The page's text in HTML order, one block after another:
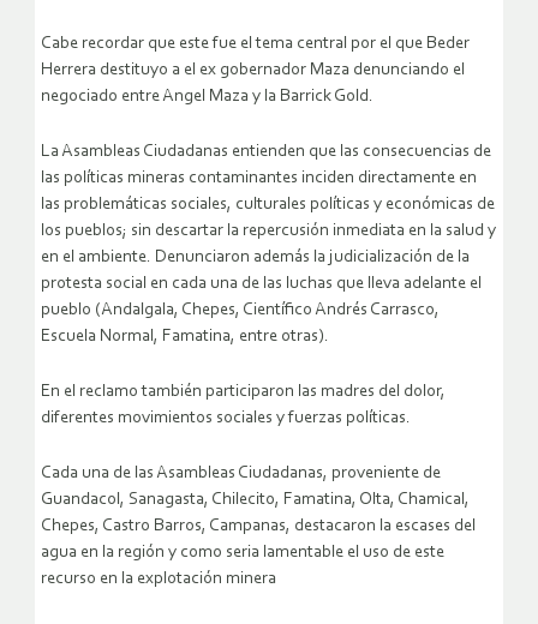
Cabe recordar que este fue el tema central por el que Beder
Herrera destituyo a el ex gobernador Maza denunciando el
negociado entre Angel Maza y la Barrick Gold.
La Asambleas Ciudadanas entienden que las consecuencias de
las políticas mineras contaminantes inciden directamente en
las problemáticas sociales, culturales políticas y económicas de
los pueblos; sin descartar la repercusión inmediata en la salud y
en el ambiente. Denunciaron además la judicialización de la
protesta social en cada una de las luchas que lleva adelante el
pueblo (Andalgala, Chepes, Científico Andrés Carrasco,
Escuela Normal, Famatina, entre otras).
En el reclamo también participaron las madres del dolor,
diferentes movimientos sociales y fuerzas políticas.
Cada una de las Asambleas Ciudadanas, proveniente de
Guandacol, Sanagasta, Chilecito, Famatina, Olta, Chamical,
Chepes, Castro Barros, Campanas, destacaron la escases del
agua en la región y como seria lamentable el uso de este
recurso en la explotación minera